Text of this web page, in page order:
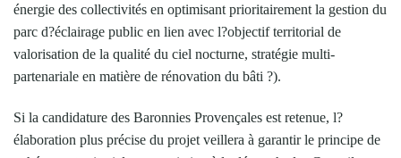
énergie des collectivités en optimisant prioritairement la gestion du
parc d?éclairage public en lien avec l?objectif territorial de
valorisation de la qualité du ciel nocturne, stratégie multi-
partenariale en matière de rénovation du bâti ?).
Si la candidature des Baronnies Provençales est retenue, l?
élaboration plus précise du projet veillera à garantir le principe de